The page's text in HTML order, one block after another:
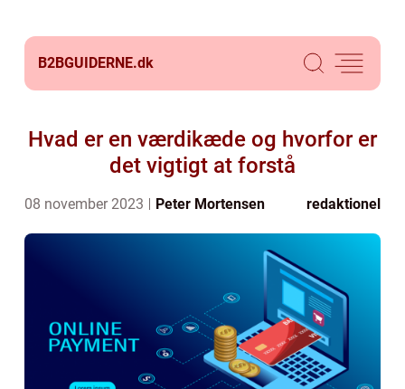
B2BGUIDERNE.dk
Hvad er en værdikæde og hvorfor er
det vigtigt at forstå
08 november 2023 Peter Mortensen redaktionel